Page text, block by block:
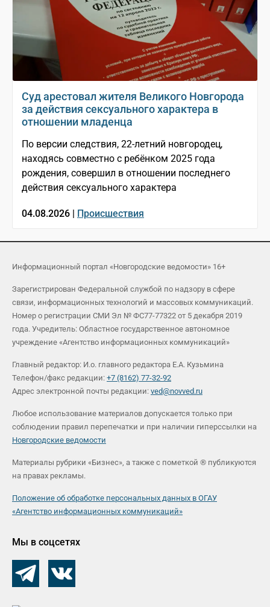
Суд арестовал жителя Великого Новгорода
за действия сексуального характера в
отношении младенца
По версии следствия, 22-летний новгородец,
находясь совместно с ребёнком 2025 года
рождения, совершил в отношении последнего
действия сексуального характера
04.08.2026 | Происшествия
Информационный портал «Новгородские ведомости» 16+
Зарегистрирован Федеральной службой по надзору в сфере
связи, информационных технологий и массовых коммуникаций.
Номер о регистрации СМИ Эл № ФС77-77322 от 5 декабря 2019
года. Учредитель: Областное государственное автономное
учреждение «Агентство информационных коммуникаций»
Главный редактор: И.о. главного редактора Е.А. Кузьмина
Телефон/факс редакции: +7 (8162) 77-32-92
Адрес электронной почты редакции: ved@novved.ru
Любое использование материалов допускается только при
соблюдении правил перепечатки и при наличии гиперссылки на
Новгородские ведомости
Материалы рубрики «Бизнес», а также с пометкой ® публикуются
на правах рекламы.
Положение об обработке персональных данных в ОГАУ
«Агентство информационных коммуникаций»
Мы в соцсетях